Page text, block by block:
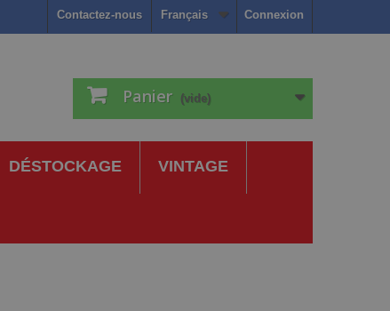
Connexion
Français
Contactez-nous
Panier (vide)
DÉSTOCKAGE VINTAGE